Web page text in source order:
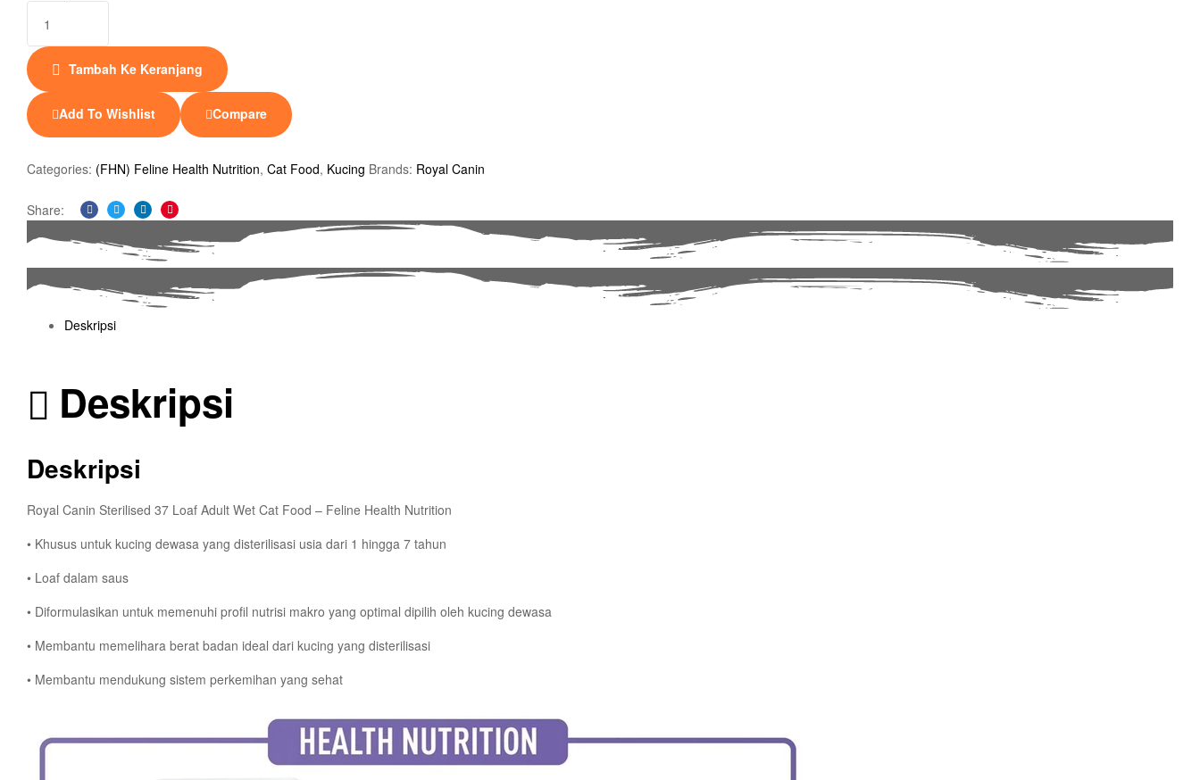
Tambah Ke Keranjang
Add To Wishlist Compare
Categories: (FHN) Feline Health Nutrition, Cat Food, Kucing Brands: Royal Canin
Share:
Facebook
TwitterLinkedinPinterest
Deskripsi
Deskripsi
Deskripsi
Royal Canin Sterilised 37 Loaf Adult Wet Cat Food – Feline Health Nutrition
• Khusus untuk kucing dewasa yang disterilisasi usia dari 1 hingga 7 tahun
• Loaf dalam saus
• Diformulasikan untuk memenuhi profil nutrisi makro yang optimal dipilih oleh kucing dewasa
• Membantu memelihara berat badan ideal dari kucing yang disterilisasi
• Membantu mendukung sistem perkemihan yang sehat